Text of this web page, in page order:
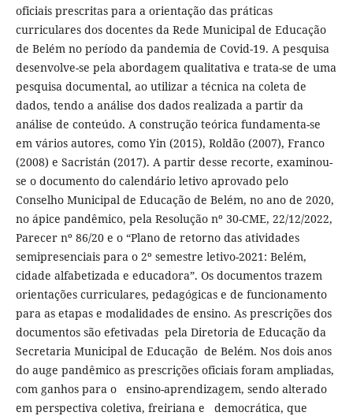
oficiais prescritas para a orientação das práticas
curriculares dos docentes da Rede Municipal de Educação
de Belém no período da pandemia de Covid-19. A pesquisa
desenvolve-se pela abordagem qualitativa e trata-se de uma
pesquisa documental, ao utilizar a técnica na coleta de
dados, tendo a análise dos dados realizada a partir da
análise de conteúdo. A construção teórica fundamenta-se
em vários autores, como Yin (2015), Roldão (2007), Franco
(2008) e Sacristán (2017). A partir desse recorte, examinou-
se o documento do calendário letivo aprovado pelo
Conselho Municipal de Educação de Belém, no ano de 2020,
no ápice pandêmico, pela Resolução nº 30-CME, 22/12/2022,
Parecer nº 86/20 e o “Plano de retorno das atividades
semipresenciais para o 2º semestre letivo-2021: Belém,
cidade alfabetizada e educadora”. Os documentos trazem
orientações curriculares, pedagógicas e de funcionamento
para as etapas e modalidades de ensino. As prescrições dos
documentos são efetivadas pela Diretoria de Educação da
Secretaria Municipal de Educação de Belém. Nos dois anos
do auge pandêmico as prescrições oficiais foram ampliadas,
com ganhos para o ensino-aprendizagem, sendo alterado
em perspectiva coletiva, freiriana e democrática, que